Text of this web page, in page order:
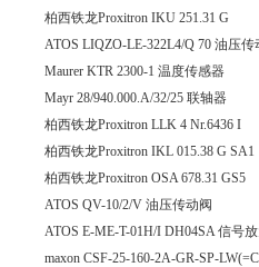
柏西铁龙Proxitron IKU
ATOS LIQZO-LE-322L4/Q 70 油压传
Maurer KTR 2300-1 温度传感器
Mayr 28/940.000.A/32/25 联轴器
柏西铁龙Proxitron LLK 4 Nr.6436 I
柏西铁龙Proxitron IKL
柏西铁龙Proxitron OSA
ATOS QV-10/2/V 油压传动阀
ATOS E-ME-T-01H/I DH04SA 信号
maxon CSF-25-160-2A-GR-SP-